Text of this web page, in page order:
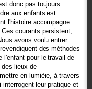
donc pas toujours
aux enfants est
l'histoire accompagne
courants persistent,
avons voulu entrer
des méthodes
l'enfant pour le travail de
lieux de
en lumière, à travers
leur pratique et